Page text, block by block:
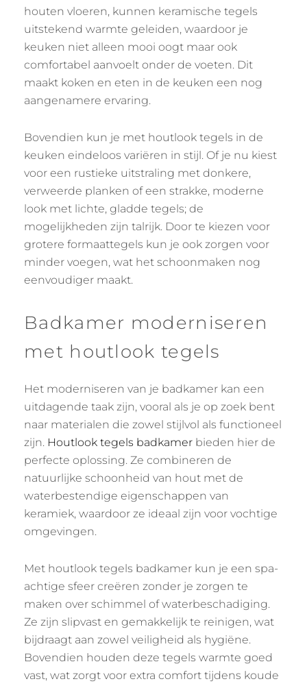
houten vloeren, kunnen keramische tegels
uitstekend warmte geleiden, waardoor je
keuken niet alleen mooi oogt maar ook
comfortabel aanvoelt onder de voeten. Dit
maakt koken en eten in de keuken een nog
aangenamere ervaring.
Bovendien kun je met houtlook tegels in de
keuken eindeloos variëren in stijl. Of je nu kiest
voor een rustieke uitstraling met donkere,
verweerde planken of een strakke, moderne
look met lichte, gladde tegels; de
mogelijkheden zijn talrijk. Door te kiezen voor
grotere formaattegels kun je ook zorgen voor
minder voegen, wat het schoonmaken nog
eenvoudiger maakt.
Badkamer moderniseren
met houtlook tegels
Het moderniseren van je badkamer kan een
uitdagende taak zijn, vooral als je op zoek bent
naar materialen die zowel stijlvol als functioneel
zijn. Houtlook tegels badkamer bieden hier de
perfecte oplossing. Ze combineren de
natuurlijke schoonheid van hout met de
waterbestendige eigenschappen van
keramiek, waardoor ze ideaal zijn voor vochtige
omgevingen.
Met houtlook tegels badkamer kun je een spa-
achtige sfeer creëren zonder je zorgen te
maken over schimmel of waterbeschadiging.
Ze zijn slipvast en gemakkelijk te reinigen, wat
bijdraagt aan zowel veiligheid als hygiëne.
Bovendien houden deze tegels warmte goed
vast, wat zorgt voor extra comfort tijdens koude